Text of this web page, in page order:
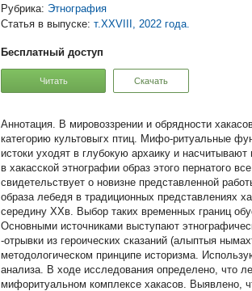
Рубрика: Этнография
Статья в выпуске: т.XXVIII, 2022 года.
Бесплатный доступ
Читать Скачать
В мировоззрении и обрядности
категорию культовыгх птиц. Мифо-ритуальные
истоки уходят в глубокую архаику и
в хакасской этнографии образ этого пернатого
свидетельствует о новизне представленной
образа лебедя в традиционных представлениях
середину XXв. Выбор таких временных границ
Основными источниками выступают
-отрывки из героических сказаний (алыптыя
методологическом принципе историзма.
анализа. В ходе исследования определено, что
мифоритуальном комплексе хакасов. Выявлено,